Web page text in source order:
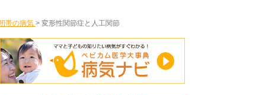
帯の病気 > 変形性関節症と人工関節